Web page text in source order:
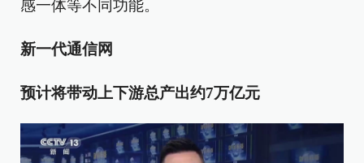
感一体等不同功能。
新一代通信网
预计将带动上下游总产出约7万亿元